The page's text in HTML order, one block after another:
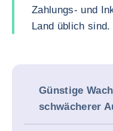
Zahlungs- und
Land üblich sind.
Günstige
schwächerer